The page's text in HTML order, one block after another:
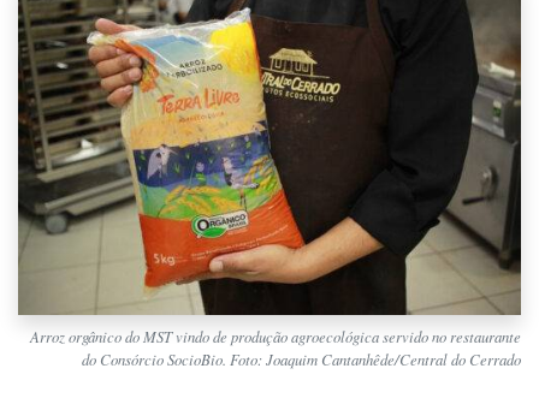
Arroz orgânico do MST vindo de produção agroecológica servido no restaurante
do Consórcio SocioBio. Foto: Joaquim Cantanhêde/Central do Cerrado